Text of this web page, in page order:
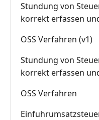
Stundung von
korrekt erfassen
OSS Verfahren (v1)
Stundung von
korrekt erfassen
OSS Verfahren